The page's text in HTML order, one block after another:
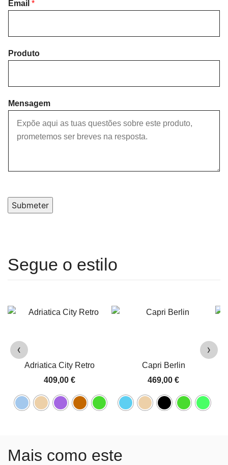
t
Email *
Produto
Mensagem
Submeter
‹
Adriatica City Retro
409,00 €
Capri Berlin
469,00 €
›
Mais como este